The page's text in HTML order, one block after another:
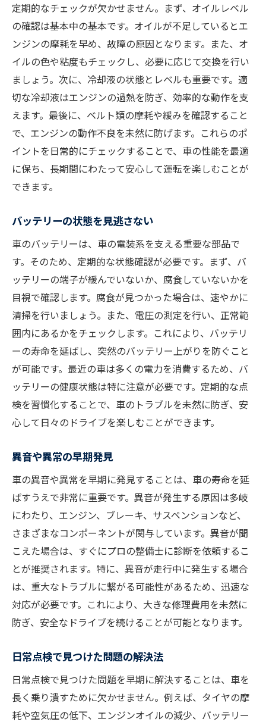
定期的なチェックが欠かせません。まず、オイルレベル
の確認は基本中の基本です。オイルが不足しているとエ
ンジンの摩耗を早め、故障の原因となります。また、オ
イルの色や粘度もチェックし、必要に応じて交換を行い
ましょう。次に、冷却液の状態とレベルも重要です。適
切な冷却液はエンジンの過熱を防ぎ、効率的な動作を支
えます。最後に、ベルト類の摩耗や緩みを確認すること
で、エンジンの動作不良を未然に防げます。これらのポ
イントを日常的にチェックすることで、車の性能を最適
に保ち、長期間にわたって安心して運転を楽しむことが
できます。
バッテリーの状態を見逃さない
車のバッテリーは、車の電装系を支える重要な部品で
す。そのため、定期的な状態確認が必要です。まず、バ
ッテリーの端子が緩んでいないか、腐食していないかを
目視で確認します。腐食が見つかった場合は、速やかに
清掃を行いましょう。また、電圧の測定を行い、正常範
囲内にあるかをチェックします。これにより、バッテリ
ーの寿命を延ばし、突然のバッテリー上がりを防ぐこと
が可能です。最近の車は多くの電力を消費するため、バ
ッテリーの健康状態は特に注意が必要です。定期的な点
検を習慣化することで、車のトラブルを未然に防ぎ、安
心して日々のドライブを楽しむことができます。
異音や異常の早期発見
車の異音や異常を早期に発見することは、車の寿命を延
ばすうえで非常に重要です。異音が発生する原因は多岐
にわたり、エンジン、ブレーキ、サスペンションなど、
さまざまなコンポーネントが関与しています。異音が聞
こえた場合は、すぐにプロの整備士に診断を依頼するこ
とが推奨されます。特に、異音が走行中に発生する場合
は、重大なトラブルに繋がる可能性があるため、迅速な
対応が必要です。これにより、大きな修理費用を未然に
防ぎ、安全なドライブを続けることが可能となります。
日常点検で見つけた問題の解決法
日常点検で見つけた問題を早期に解決することは、車を
長く乗り潰すために欠かせません。例えば、タイヤの摩
耗や空気圧の低下、エンジンオイルの減少、バッテリー